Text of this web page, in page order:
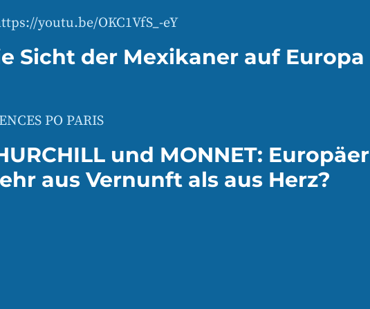
youtu.be/OKC1VfS_-eY
Sicht der Mexikaner auf Europa
PO PARIS
und MONNET: Europäer
aus Vernunft als aus Herz?